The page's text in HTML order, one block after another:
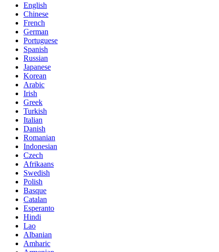
English
Chinese
French
German
Portuguese
Spanish
Russian
Japanese
Korean
Arabic
Irish
Greek
Turkish
Italian
Danish
Romanian
Indonesian
Czech
Afrikaans
Swedish
Polish
Basque
Catalan
Esperanto
Hindi
Lao
Albanian
Amharic